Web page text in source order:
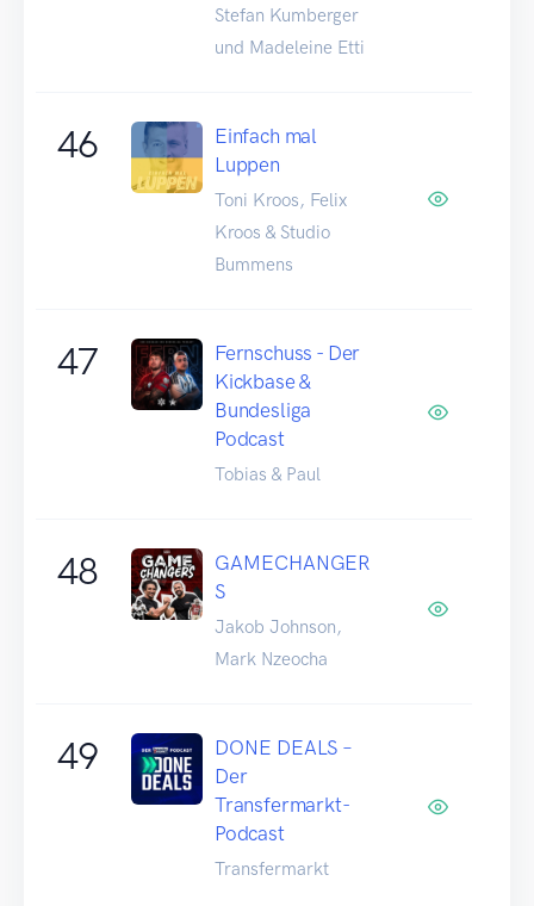
Stefan Kumberger
und Madeleine Etti
46
Einfach mal
Luppen
Toni Kroos, Felix
Kroos & Studio
Bummens
47
Fernschuss - Der
Kickbase &
Bundesliga
Podcast
Tobias & Paul
48
GAMECHANGER
S
Jakob Johnson,
Mark Nzeocha
49
DONE DEALS –
Der
Transfermarkt-
Podcast
Transfermarkt